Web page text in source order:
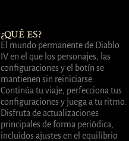
¿QUÉ ES?
El mundo permanente de Diablo
IV en el que los personajes, las
configuraciones y el botín se
mantienen sin reiniciarse.
Continúa tu viaje, perfecciona tus
configuraciones y juega a tu ritmo.
Disfruta de actualizaciones
principales de forma periódica,
incluidos ajustes en el equilibrio